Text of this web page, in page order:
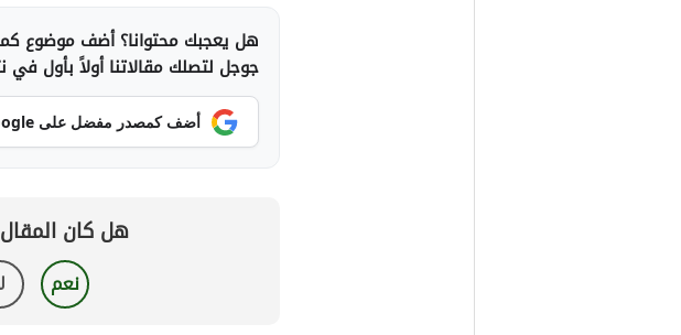
هل يعجبك محتوانا؟ أضف موضوع
جوجل لتصلك مقالاتنا أولاً بأول في
أضف كمصدر مفضل على Google
هل كان
نعم